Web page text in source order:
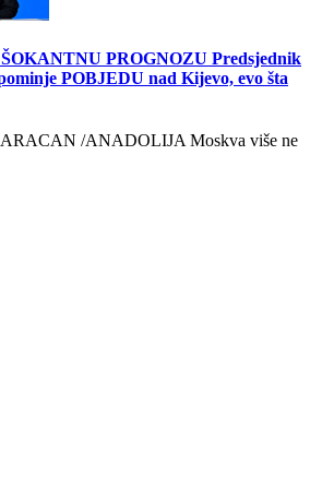
PROGNOZU Predsjednik
POBJEDU nad Kijevo, evo šta
/ANADOLIJA Moskva više ne